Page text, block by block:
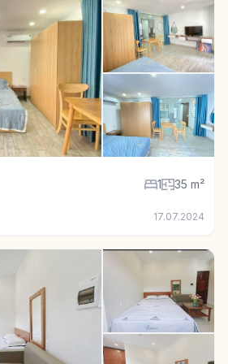
в Район 2, 1 спал., 35 m²
1 35 m²
17.07.2024